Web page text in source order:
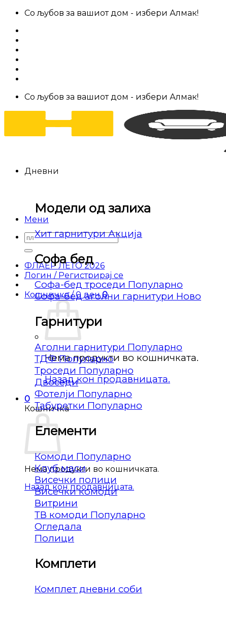
Skip
content
Со љубов за вашиот дом - избери Алмак!
Со љубов за вашиот дом - избери Алмак!
Мени
Барај
за:
ФЛАЕР ЛЕТО 2026
Логин / Регистрирај се
Кошничка /0 ден 0
Нема продукти во кошничката.
Назад кон продавницата.
0
Кошничка
Нема продукти во кошничката.
Назад кон продавницата.
Дневни
Модели од залиха
Хит гарнитури
Софа бед
Софа-бед троседи
Софа-бед аголни гарнитури
Гарнитури
Аголни гарнитури
ТДФ
Троседи
Двоседи
Фотелји
Табуретки
Елементи
Комоди
Клуб маси
Висечки полици
Висечки комоди
Витрини
ТВ комоди
Огледала
Полици
Комплети
Комплет дневни соби